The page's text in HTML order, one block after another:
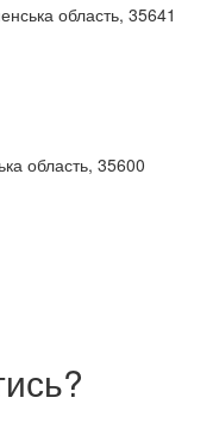
область, 35641
область, 35600